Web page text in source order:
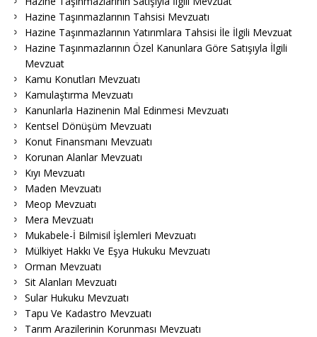
Hazine Taşınmazlarının Tahsisi Mevzuatı
Hazine Taşınmazlarının Yatırımlara Tahsisi İle İlgili Mevzuat
Hazine Taşınmazlarının Özel Kanunlara Göre Satışıyla İlgili
Mevzuat
Kamu Konutları Mevzuatı
Kamulaştırma Mevzuatı
Kanunlarla Hazinenin Mal Edinmesi Mevzuatı
Kentsel Dönüşüm Mevzuatı
Konut Finansmanı Mevzuatı
Korunan Alanlar Mevzuatı
Kıyı Mevzuatı
Maden Mevzuatı
Meop Mevzuatı
Mera Mevzuatı
Mukabele-İ Bilmisil İşlemleri Mevzuatı
Mülkiyet Hakkı Ve Eşya Hukuku Mevzuatı
Orman Mevzuatı
Sit Alanları Mevzuatı
Sular Hukuku Mevzuatı
Tapu Ve Kadastro Mevzuatı
Tarım Arazilerinin Korunması Mevzuatı